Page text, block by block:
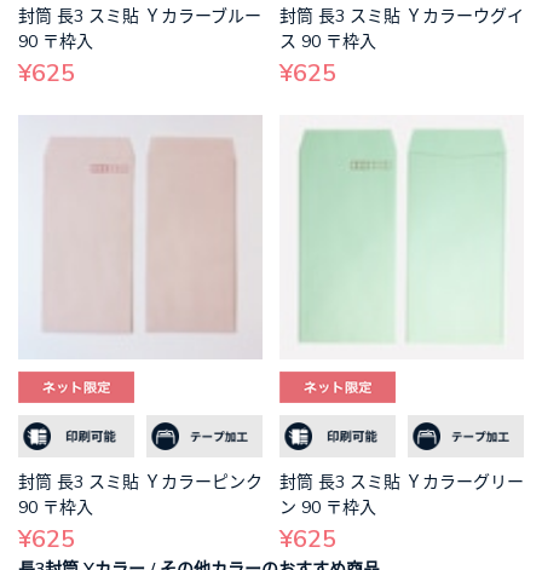
封筒 長3 スミ貼 Ｙカラーブルー
90 〒枠入
¥625
封筒 長3 スミ貼 Ｙカラーウグイ
ス 90 〒枠入
¥625
封筒 長3 スミ貼 Ｙカラーピンク
90 〒枠入
¥625
封筒 長3 スミ貼 Ｙカラーグリー
ン 90 〒枠入
¥625